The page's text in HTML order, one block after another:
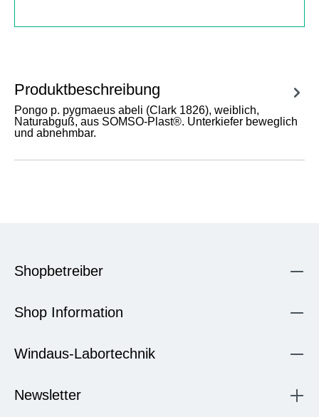
Produktbeschreibung
Pongo p. pygmaeus abeli (Clark 1826), weiblich,
Naturabguß, aus SOMSO-Plast®. Unterkiefer beweglich
und abnehmbar.
Shopbetreiber
Shop Information
Windaus-Labortechnik
Newsletter